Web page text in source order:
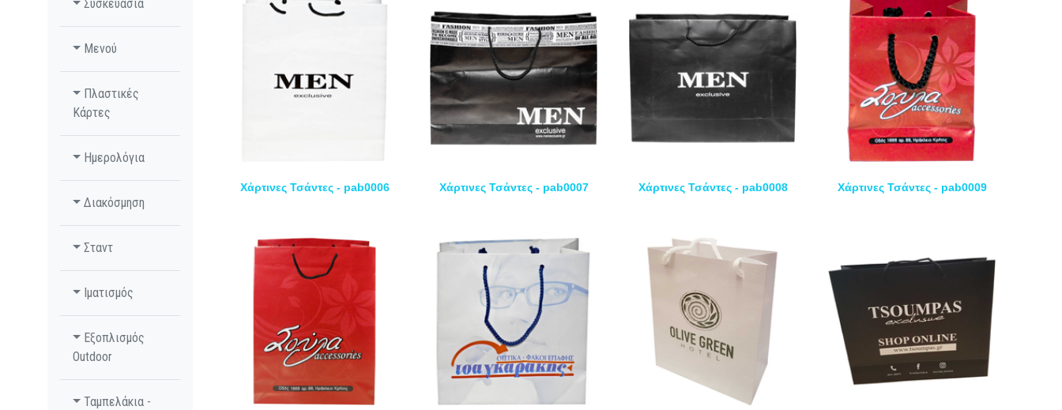
Συσκευασία
Μενού
Πλαστικές
Κάρτες
Ημερολόγια
Διακόσμηση
Σταντ
Ιματισμός
Εξοπλισμός
Outdoor
Ταμπελάκια -
Χάρτινες Τσάντες - pab0006 Χάρτινες Τσάντες - pab0007 Χάρτινες Τσάντες - pab0008 Χάρτινες Τσάντες - pab0009